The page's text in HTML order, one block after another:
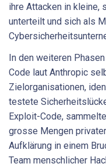
ihre Attacken in kleine,
unterteilt und sich als
In den weiteren
Code laut Anthropic
Zielorganisationen,
testete
Exploit-Code,
grosse Mengen
Aufklärung in einem
Team menschlicher